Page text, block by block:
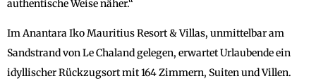
authentische Weise näher.“
Im Anantara Iko Mauritius Resort & Villas, unmittelbar am
Sandstrand von Le Chaland gelegen, erwartet Urlaubende ein
idyllischer Rückzugsort mit 164 Zimmern, Suiten und Villen.